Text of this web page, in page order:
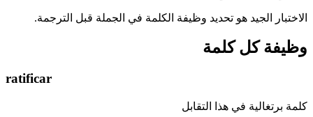
الاختبار الجيد هو تحديد وظيفة الكلمة في الجملة قبل الترجمة.
وظيفة كل كلمة
ratificar
كلمة برتغالية في هذا التقابل